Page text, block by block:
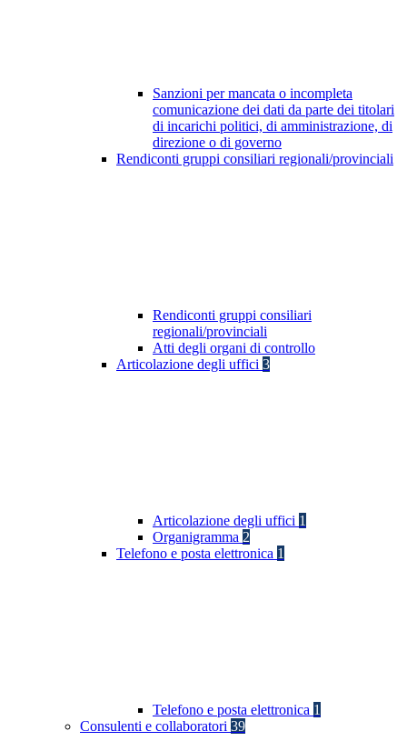
Sanzioni per mancata o incompleta
comunicazione dei dati da parte dei titolari
di incarichi politici, di amministrazione, di
direzione o di governo
Rendiconti gruppi consiliari regionali/provinciali
Rendiconti gruppi consiliari
regionali/provinciali
Atti degli organi di controllo
Articolazione degli uffici 3
Articolazione degli uffici 1
Organigramma 2
Telefono e posta elettronica 1
Telefono e posta elettronica 1
Consulenti e collaboratori 39